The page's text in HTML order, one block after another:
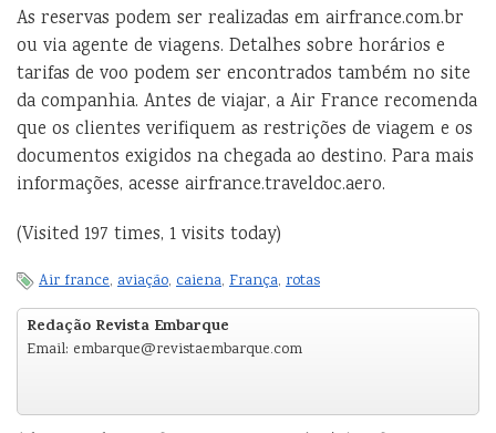
As reservas podem ser realizadas em airfrance.com.br
ou via agente de viagens. Detalhes sobre horários e
tarifas de voo podem ser encontrados também no site
da companhia. Antes de viajar, a Air France recomenda
que os clientes verifiquem as restrições de viagem e os
documentos exigidos na chegada ao destino. Para mais
informações, acesse airfrance.traveldoc.aero.
(Visited 197 times, 1 visits today)
Air france, aviação, caiena, França, rotas
Redação Revista Embarque
Email: embarque@revistaembarque.com